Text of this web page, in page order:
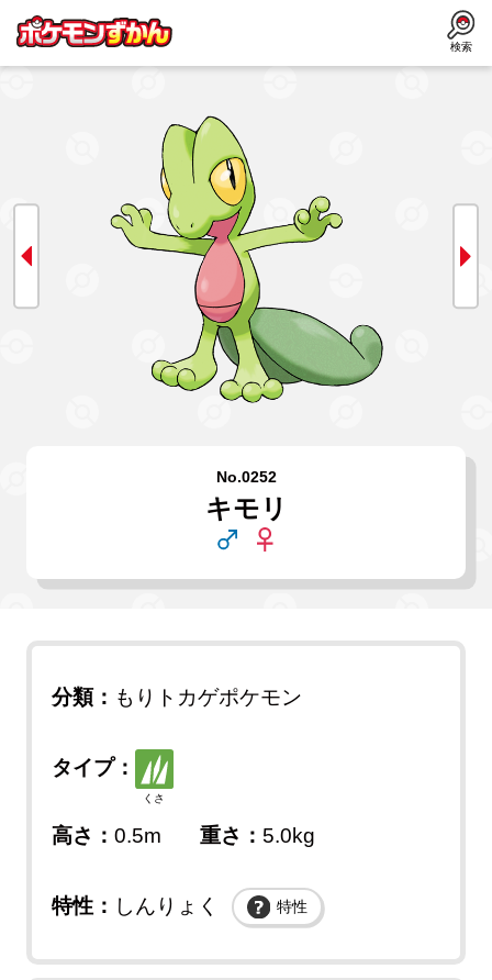
検索
No.0252
キモリ
分類： もりトカゲポケモン
タイプ：
くさ
高さ： 0.5m 重さ： 5.0kg
特性： しんりょく 特性